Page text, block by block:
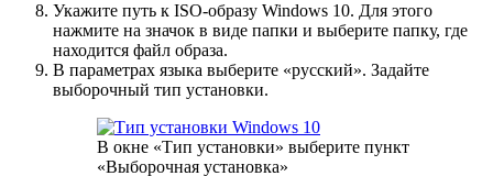
Укажите путь к ISO-образу Windows 10. Для этого
нажмите на значок в виде папки и выберите папку, где
находится файл образа.
В параметрах языка выберите «русский». Задайте
выборочный тип установки.
В окне «Тип установки» выберите пункт
«Выборочная установка»